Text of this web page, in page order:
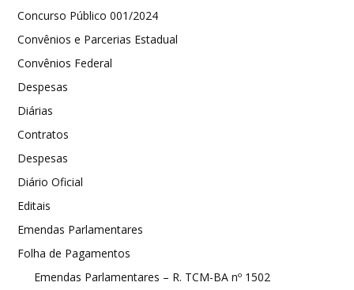
Concurso Público 001/2024
Convênios e Parcerias Estadual
Convênios Federal
Despesas
Diárias
Contratos
Despesas
Diário Oficial
Editais
Emendas Parlamentares
Folha de Pagamentos
Emendas Parlamentares – R. TCM-BA nº 1502